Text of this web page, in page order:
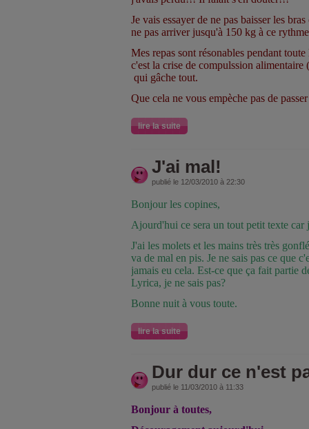
Je vais essayer de ne pas baisser les
ne pas arriver jusqu'à 150 kg à ce
Mes repas sont résonables pendant
c'est la crise de compulssion alimentaire
qui gâche tout.
Que cela ne vous empèche pas de
lire la suite
J'ai mal!
publié le 12/03/2010 à 22:30
Bonjour les copines,
Ajourd'hui ce sera un tout petit texte car
J'ai les molets et les mains très très
va de mal en pis. Je ne sais pas ce que
jamais eu cela. Est-ce que ça fait partie
Lyrica, je ne sais pas?
Bonne nuit à vous toute.
lire la suite
Dur dur ce n'est
publié le 11/03/2010 à 11:33
Bonjour à toutes,